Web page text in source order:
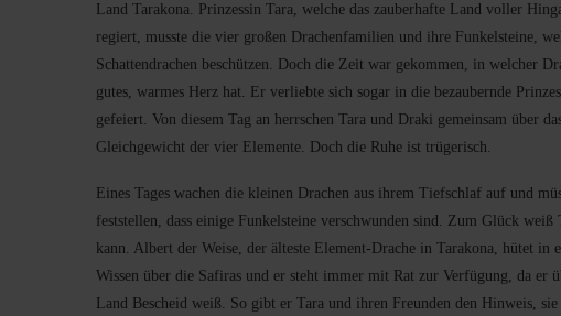
Land Tarakona. Prinzessin Tara, welche das zauberhafte Land voller
regiert, musste die vier großen Drachenfamilien und ihre Funkelsteine,
Schattendrachen beschützen. Doch die Zeit war gekommen, in welcher
gutes, warmes Herz hat. Er verliebte sich sogar in die bezaubernde
gefeiert. Von diesem Tag an herrschen Tara und Draki gemeinsam über
Gleichgewicht der vier Elemente. Doch die Ruhe ist trügerisch.
Eines Tages wachen die kleinen Drachen aus ihrem Tiefschlaf auf und
feststellen, dass einige Funkelsteine verschwunden sind. Zum Glück weiß
kann. Albert der Weise, der älteste Element-Drache in Tarakona, hütet in
Wissen über die Safiras und er steht immer mit Rat zur Verfügung, da er
Land Bescheid weiß. So gibt er Tara und ihren Freunden den Hinweis, sie